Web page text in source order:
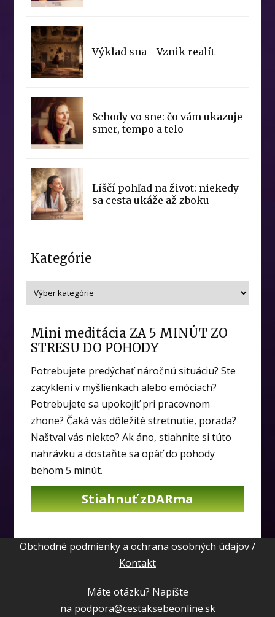
Výklad sna - Vznik realít
Schody vo sne: čo vám ukazuje
smer, tempo a telo
Líščí pohľad na život: niekedy
sa cesta ukáže až zboku
Kategórie
Mini meditácia ZA 5 MINÚT ZO
STRESU DO POHODY
Potrebujete predýchať náročnú situáciu? Ste
zacyklení v myšlienkach alebo emóciach?
Potrebujete sa upokojiť pri pracovnom
zhone? Čaká vás dôležité stretnutie, porada?
Naštval vás niekto? Ak áno, stiahnite si túto
nahrávku a dostaňte sa opäť do pohody
behom 5 minút.
Stiahnuť zDARma
Obchodné podmienky a ochrana osobných údajov/
Kontakt
Máte otázku? Napíšte
na podpora@cestaksebeonline.sk